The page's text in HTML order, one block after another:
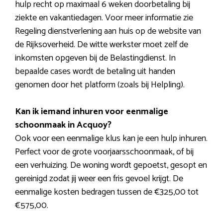
hulp recht op maximaal 6 weken doorbetaling bij
ziekte en vakantiedagen. Voor meer informatie zie
Regeling dienstverlening aan huis op de website van
de Rijksoverheid. De witte werkster moet zelf de
inkomsten opgeven bij de Belastingdienst. In
bepaalde cases wordt de betaling uit handen
genomen door het platform (zoals bij Helpling).
Kan ik iemand inhuren voor eenmalige
schoonmaak in Acquoy?
Ook voor een eenmalige klus kan je een hulp inhuren.
Perfect voor de grote voorjaarsschoonmaak, of bij
een verhuizing. De woning wordt gepoetst, gesopt en
gereinigd zodat jij weer een fris gevoel krijgt. De
eenmalige kosten bedragen tussen de €325,00 tot
€575,00.